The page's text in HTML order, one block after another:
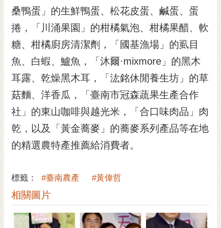
置
桑鴨蛋」的生鮮鴨蛋、松花皮蛋、鹹蛋、蛋
捲，「川涌果園」的柑橘氣泡、柑橘果醋、軟
糖、柑橘廚房清潔劑，「國基漁場」的虱目
魚、白蝦、鱸魚，「沐爾·mixmore」的黑木
耳露、乾燥黑木耳，「汯銘休閒養生坊」的草
菇麵、洋香瓜，「臺南市冠森蔬果生產合作
社」的東山咖啡與越光米，「合口味肉品」肉
乾，以及「黃金蕎麥」的蕎麥系列產品等在地
的精選農特產推薦給消費者。
標籤： #臺南農產 #黃偉哲
相關圖片